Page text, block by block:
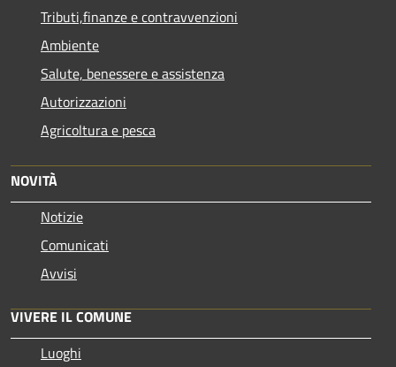
Tributi,finanze e contravvenzioni
Ambiente
Salute, benessere e assistenza
Autorizzazioni
Agricoltura e pesca
NOVITÀ
Notizie
Comunicati
Avvisi
VIVERE IL COMUNE
Luoghi